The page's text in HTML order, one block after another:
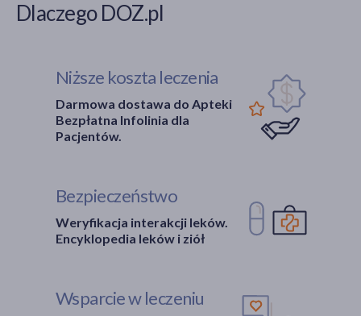
Dlaczego DOZ.pl
Niższe koszta leczenia
Darmowa dostawa do Apteki
Bezpłatna Infolinia dla
Pacjentów.
Bezpieczeństwo
Weryfikacja interakcji leków.
Encyklopedia leków i ziół
Wsparcie w leczeniu